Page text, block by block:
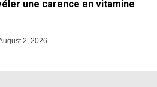
une carence en vitamine
2, 2026